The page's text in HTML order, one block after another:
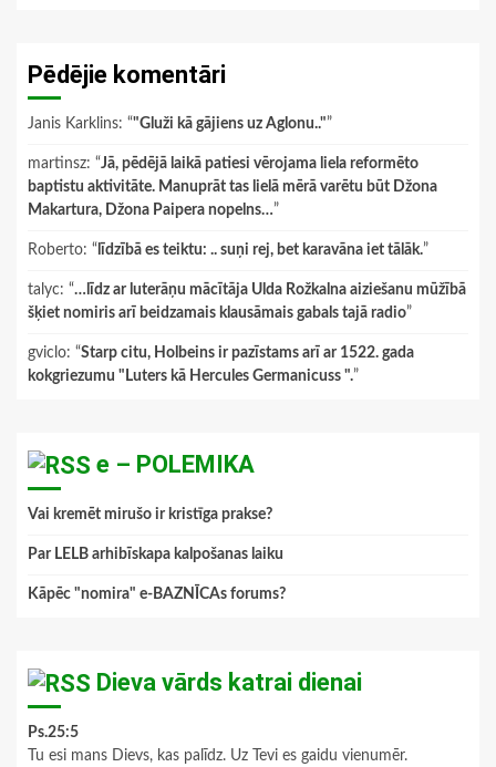
Pēdējie komentāri
Janis Karklins: “"Gluži kā gājiens uz Aglonu.."”
martinsz: “Jā, pēdējā laikā patiesi vērojama liela reformēto
baptistu aktivitāte. Manuprāt tas lielā mērā varētu būt Džona
Makartura, Džona Paipera nopelns…”
Roberto: “ līdzībā es teiktu: .. suņi rej, bet karavāna iet tālāk.”
talyc: “…līdz ar luterāņu mācītāja Ulda Rožkalna aiziešanu mūžībā
šķiet nomiris arī beidzamais klausāmais gabals tajā radio”
gviclo: “Starp citu, Holbeins ir pazīstams arī ar 1522. gada
kokgriezumu "Luters kā Hercules Germanicuss ".”
e – POLEMIKA
Vai kremēt mirušo ir kristīga prakse?
Par LELB arhibīskapa kalpošanas laiku
Kāpēc "nomira" e-BAZNĪCAs forums?
Dieva vārds katrai dienai
Ps.25:5
Tu esi mans Dievs, kas palīdz. Uz Tevi es gaidu vienumēr.